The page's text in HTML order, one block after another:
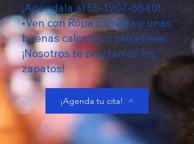
¡Agéndala al 55-1907-6640!
•Ven con Ropa cómoda y unas
buenas calcetas o calcetines.
¡Nosotros te prestamos los
zapatos!
¡Agenda tu cita!